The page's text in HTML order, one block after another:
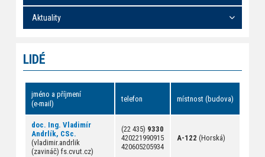
Aktuality
LIDÉ
jméno a příjmení
(e-mail)
telefon místnost (budova)
doc. Ing. Vladimír
Andrlík, CSc.
(vladimir.andrlik
(zavináč) fs.cvut.cz)
(22 435) 9330
420221990915
420605205934
A-122 (Horská)